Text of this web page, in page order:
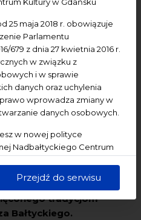
25 maja 2018 r. obowiązuje
Parlamentu
679 z dnia 27 kwietnia 2016 r.
w związku z
i w sprawie
danych oraz uchylenia
wprowadza zmiany w
danych osobowych.
w nowej polityce
Nadbałtyckiego Centrum
informujemy, że Państwa
bezpieczny, z należytą
przepisami.
Przejdź do serwisu
w dniu 9 lipca (
Sam
Polski Język Migowy
Festiwalu „Dźwięki
i najważniejszych
oraz jedynego
tradycjom
Bałtyckiego.